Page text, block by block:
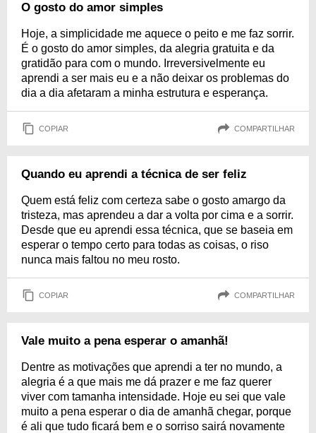
O gosto do amor simples
Hoje, a simplicidade me aquece o peito e me faz sorrir.
É o gosto do amor simples, da alegria gratuita e da
gratidão para com o mundo. Irreversivelmente eu
aprendi a ser mais eu e a não deixar os problemas do
dia a dia afetaram a minha estrutura e esperança.
COPIAR COMPARTILHAR
Quando eu aprendi a técnica de ser feliz
Quem está feliz com certeza sabe o gosto amargo da
tristeza, mas aprendeu a dar a volta por cima e a sorrir.
Desde que eu aprendi essa técnica, que se baseia em
esperar o tempo certo para todas as coisas, o riso
nunca mais faltou no meu rosto.
COPIAR COMPARTILHAR
Vale muito a pena esperar o amanhã!
Dentre as motivações que aprendi a ter no mundo, a
alegria é a que mais me dá prazer e me faz querer
viver com tamanha intensidade. Hoje eu sei que vale
muito a pena esperar o dia de amanhã chegar, porque
é ali que tudo ficará bem e o sorriso sairá novamente